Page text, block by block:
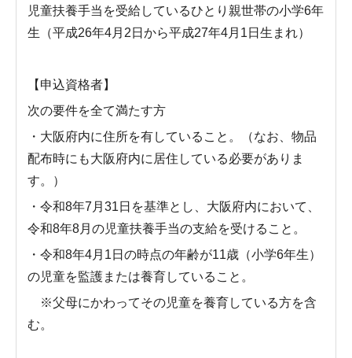
児童扶養手当を受給しているひとり親世帯の小学6年
生（平成26年4月2日から平成27年4月1日生まれ）
【申込資格者】
次の要件を全て満たす方
・大阪府内に住所を有していること。（なお、物品
配布時にも大阪府内に居住している必要がありま
す。）
・令和8年7月31日を基準とし、大阪府内において、
令和8年8月の児童扶養手当の支給を受けること。
・令和8年4月1日の時点の年齢が11歳（小学6年生）
の児童を監護または養育していること。
※父母にかわってその児童を養育している方を含
む。